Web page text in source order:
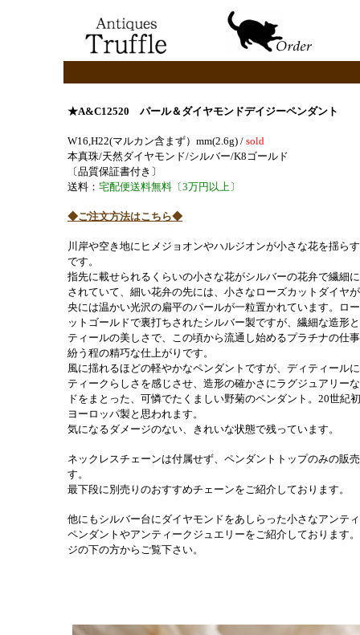
★A&C12520 パール＆ダイヤモンドデイジーペンダント
W16,H22(マルカン含まず）mm(2.6g) / sold
本真珠/天然ダイヤモンド/シルバー/K8ゴールド
〔品質保証書付き〕
送料： 宅配便送料無料〔3万円以上〕
◆ご注文方法はこちら◆
川岸や空き地にヒメジョオンやハルジオンが小さな花を揺ら
です。
指先に載せられるくらいの小さな花がシルバーの花弁で繊細に
されていて、細い花弁の先には、小さなローズカットダイヤ
央には温かい光沢の扁平のパールが一粒置かれています。ロ
ットゴールドで裏打ちされたシルバー製ですが、繊細な造形
ティールの美しさで、この頃から流通し始めるプラチナの仕
紛う程の精巧な仕上がりです。
風に揺れるほどの軽やかなペンダントですが、ディティール
ティークらしさを感じさせ、造形の確かさにラグジュアリー
ドをまとった、可憐でたくましい野菊のペンダント。20世紀
ヨーロッパ製と思われます。
気になるダメージのない、きれいな状態で残っています。
ネックレスチェーンは付属せず、ペンダントトップのみの販
す。
最下段に別売りのおすすめチェーンをご紹介しております。
他にもシルバー台にダイヤモンドをあしらった小さなアンテ
ペンダントやアンティークジュエリーをご紹介しております
ジの下の方からご覧下さい。